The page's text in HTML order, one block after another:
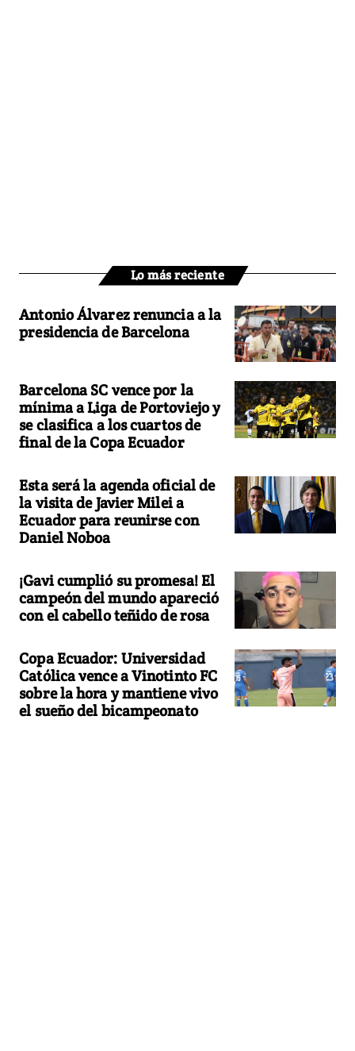
Lo más reciente
Antonio Álvarez renuncia a la
presidencia de Barcelona
Barcelona SC vence por la
mínima a Liga de Portoviejo y
se clasifica a los cuartos de
final de la Copa Ecuador
Esta será la agenda oficial de
la visita de Javier Milei a
Ecuador para reunirse con
Daniel Noboa
¡Gavi cumplió su promesa! El
campeón del mundo apareció
con el cabello teñido de rosa
Copa Ecuador: Universidad
Católica vence a Vinotinto FC
sobre la hora y mantiene vivo
el sueño del bicampeonato